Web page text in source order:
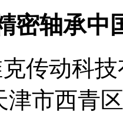
密轴承中
传动科
津市西青